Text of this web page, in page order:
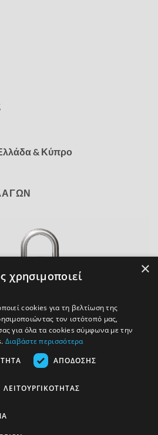
& Κύπρο
2026 ACCESSOIRE.GR
ΑΓΟΡΆΣ
×
χρησιμοποιεί
cookies για τη βελτίωση της
τον ιστότοπό μας,
για όλα τα cookies σύμφωνα με την
Διαβάστε περισσότερα
ΑΠΌΔΟΣΗΣ
ΛΕΙΤΟΥΡΓΙΚΌΤΗΤΑΣ